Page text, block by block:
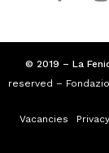
© 2019 – La
reserved –
Vacancies